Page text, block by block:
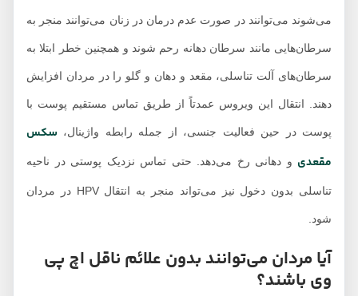
می‌شوند می‌توانند در صورت عدم درمان در زنان می‌توانند منجر به
سرطان‌هایی مانند سرطان دهانه رحم شوند و همچنین خطر ابتلا به
سرطان‌های آلت تناسلی، مقعد و دهان و گلو را در مردان افزایش
دهند. انتقال این ویروس عمدتاً از طریق تماس مستقیم پوست با
پوست در حین فعالیت جنسی، از جمله رابطه واژینال،سکس
مقعدیو دهانی رخ می‌دهد. حتی تماس نزدیک پوستی در ناحیه
تناسلی بدون دخول نیز می‌تواند منجر به انتقال HPV در مردان
آیا مردان می‌توانند بدون علائم ناقل اچ پی
وی باشند؟